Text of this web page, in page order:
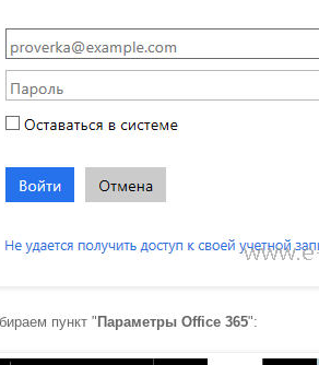
пункт " Параметры Office 365":